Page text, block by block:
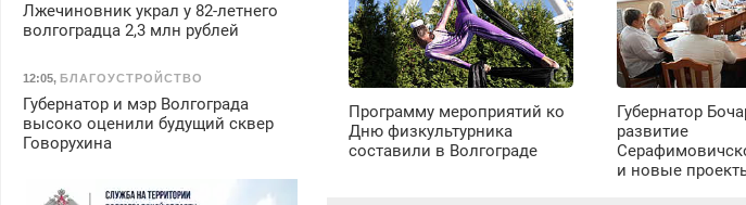
Программу мероприятий ко
Дню физкультурника
составили в Волгограде
Губернатор
развитие
и новые
Лжечиновник украл у 82-летнего
волгоградца 2,3 млн рублей
12:05, БЛАГОУСТРОЙСТВО
Губернатор и мэр Волгограда
высоко оценили будущий сквер
Говорухина